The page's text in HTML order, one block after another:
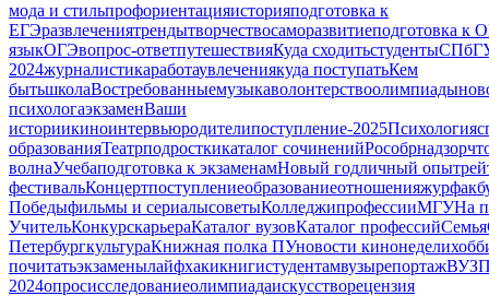
мода и стильпрофориентацияисторияподготовка к
ЕГЭразвлечениятрендытворчествосаморазвитиеподготовка к
языкОГЭвопрос-ответпутешествияКуда сходитьстуденты
2024журналистикаработаувлечениякуда поступатьКем
бытьшколаВостребованныемузыкаволонтерствоолимпиады
психологаэкзаменВаши
историикиноинтервьюродителипоступление-2025Психология
образованияТеатрподросткикаталог сочиненийРособрнадзор
волнаУчебаподготовка к экзаменамНовый годличный опыт
фестивальКонцертпоступлениеобразованиеотношенияжурфак
Победыфильмы и сериалысоветыКолледжипрофессииМГУНа
УчительКонкурскарьераКаталог вузовКаталог профессийСемья
ПетербургкультураКнижная полка ПУновости кинонедели
почитатьэкзаменылайфхакикнигистудентамвузырепортажВУЗ
2024опросисследованиеолимпиадаискусстворецензия